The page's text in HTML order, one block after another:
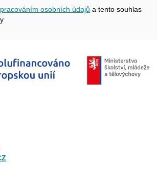
osobních údajů a tento souhlas